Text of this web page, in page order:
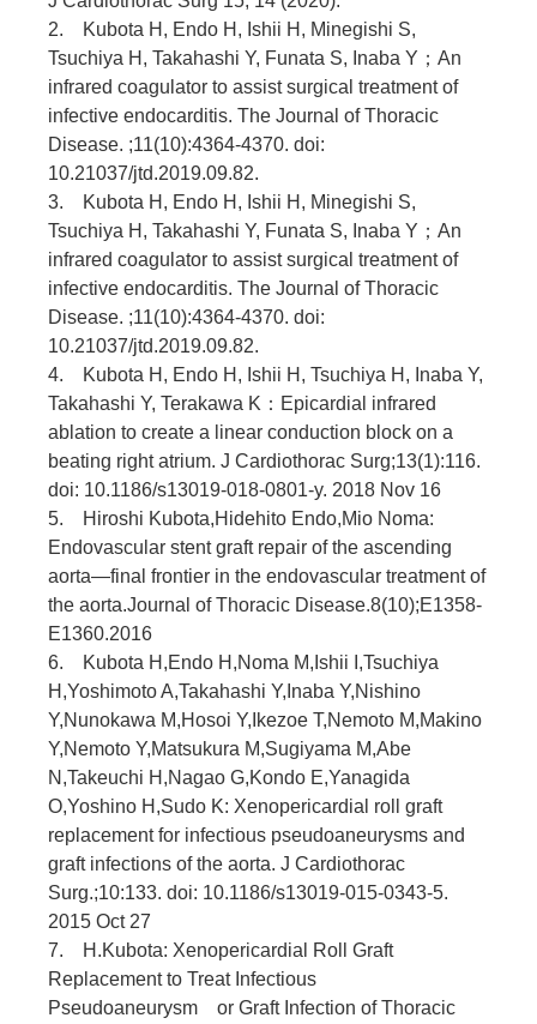
2. Kubota H, Endo H, Ishii H, Minegishi S,
Tsuchiya H, Takahashi Y, Funata S, Inaba Y；An
infrared coagulator to assist surgical treatment of
infective endocarditis. The Journal of Thoracic
Disease. ;11(10):4364-4370. doi:
10.21037/jtd.2019.09.82.
3. Kubota H, Endo H, Ishii H, Minegishi S,
Tsuchiya H, Takahashi Y, Funata S, Inaba Y；An
infrared coagulator to assist surgical treatment of
infective endocarditis. The Journal of Thoracic
Disease. ;11(10):4364-4370. doi:
10.21037/jtd.2019.09.82.
4. Kubota H, Endo H, Ishii H, Tsuchiya H, Inaba Y,
Takahashi Y, Terakawa K：Epicardial infrared
ablation to create a linear conduction block on a
beating right atrium. J Cardiothorac Surg;13(1):116.
doi: 10.1186/s13019-018-0801-y. 2018 Nov 16
5. Hiroshi Kubota,Hidehito Endo,Mio Noma:
Endovascular stent graft repair of the ascending
aorta—final frontier in the endovascular treatment of
the aorta.Journal of Thoracic Disease.8(10);E1358-
E1360.2016
6. Kubota H,Endo H,Noma M,Ishii I,Tsuchiya
H,Yoshimoto A,Takahashi Y,Inaba Y,Nishino
Y,Nunokawa M,Hosoi Y,Ikezoe T,Nemoto M,Makino
Y,Nemoto Y,Matsukura M,Sugiyama M,Abe
N,Takeuchi H,Nagao G,Kondo E,Yanagida
O,Yoshino H,Sudo K: Xenopericardial roll graft
replacement for infectious pseudoaneurysms and
graft infections of the aorta. J Cardiothorac
Surg.;10:133. doi: 10.1186/s13019-015-0343-5.
2015 Oct 27
7. H.Kubota: Xenopericardial Roll Graft
Replacement to Treat Infectious
Pseudoaneurysm or Graft Infection of Thoracic